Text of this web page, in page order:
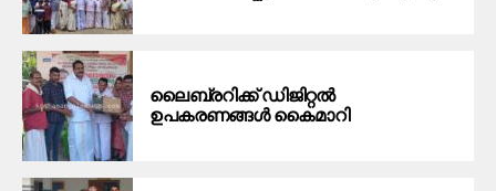
ലൈബ്രറിക്ക് ഡിജിറ്റൽ
ഉപകരണങ്ങൾ കൈമാറി